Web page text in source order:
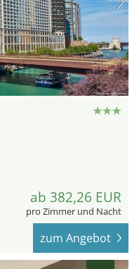
ab 382,26 EUR
pro Zimmer und Nacht
zum Angebot